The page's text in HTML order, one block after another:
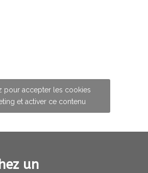
pour accepter les cookies
et activer ce contenu
un